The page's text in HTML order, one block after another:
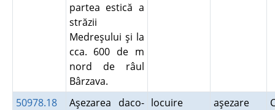
partea estică a
străzii
Medreşului şi la
cca. 600 de m
nord de râul
Bârzava.
50978.18
Aşezarea daco- locuire aşezare